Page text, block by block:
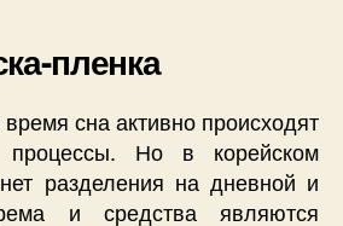
пленка
сна активно происходят
процессы. Но в корейском
разделения на дневной и
и средства являются